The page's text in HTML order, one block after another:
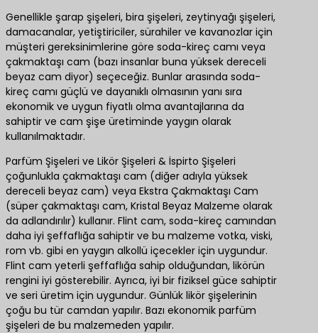
Genellikle şarap şişeleri, bira şişeleri, zeytinyağı şişeleri,
damacanalar, yetiştiriciler, sürahiler ve kavanozlar için
müşteri gereksinimlerine göre soda-kireç camı veya
çakmaktaşı cam (bazı insanlar buna yüksek dereceli
beyaz cam diyor) seçeceğiz. Bunlar arasında soda-
kireç camı güçlü ve dayanıklı olmasının yanı sıra
ekonomik ve uygun fiyatlı olma avantajlarına da
sahiptir ve cam şişe üretiminde yaygın olarak
kullanılmaktadır.
Parfüm Şişeleri ve Likör Şişeleri & İspirto Şişeleri
çoğunlukla çakmaktaşı cam (diğer adıyla yüksek
dereceli beyaz cam) veya Ekstra Çakmaktaşı Cam
(süper çakmaktaşı cam, Kristal Beyaz Malzeme olarak
da adlandırılır) kullanır. Flint cam, soda-kireç camından
daha iyi şeffaflığa sahiptir ve bu malzeme votka, viski,
rom vb. gibi en yaygın alkollü içecekler için uygundur.
Flint cam yeterli şeffaflığa sahip olduğundan, likörün
rengini iyi gösterebilir. Ayrıca, iyi bir fiziksel güce sahiptir
ve seri üretim için uygundur. Günlük likör şişelerinin
çoğu bu tür camdan yapılır. Bazı ekonomik parfüm
şişeleri de bu malzemeden yapılır.